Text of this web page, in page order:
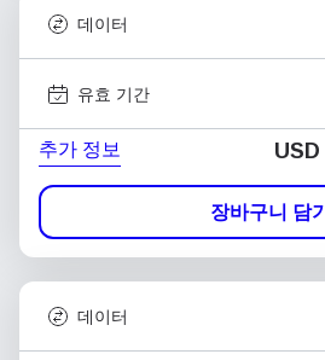
데이터
유효 기간
추가 정보 USD
장바구니 담기
데이터